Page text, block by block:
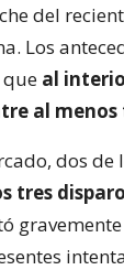
del
Los
al
al menos
dos de
tres